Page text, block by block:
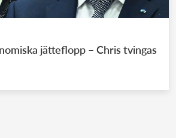
jätteflopp – Chris tvingas